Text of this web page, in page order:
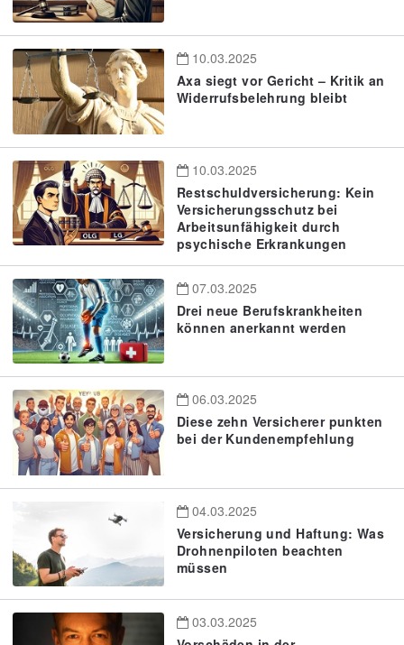
10.03.2025
Axa siegt vor Gericht – Kritik an
Widerrufsbelehrung bleibt
10.03.2025
Restschuldversicherung: Kein
Versicherungsschutz bei
Arbeitsunfähigkeit durch
psychische Erkrankungen
07.03.2025
Drei neue Berufskrankheiten
können anerkannt werden
06.03.2025
Diese zehn Versicherer punkten
bei der Kundenempfehlung
04.03.2025
Versicherung und Haftung: Was
Drohnenpiloten beachten
müssen
03.03.2025